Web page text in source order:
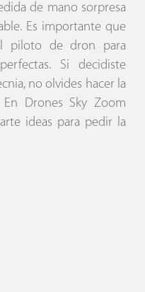
de mano sorpresa
Es importante que
piloto de dron para
Si decidiste
no olvides hacer la
Drones Sky Zoom
ideas para pedir la